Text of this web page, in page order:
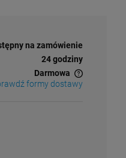
na zamówienie
24 godziny
Darmowa
płatności
formy dostawy